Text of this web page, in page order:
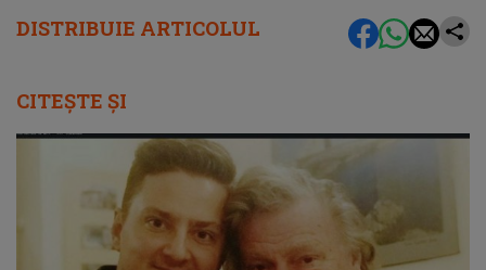
DISTRIBUIE ARTICOLUL
CITEȘTE ȘI